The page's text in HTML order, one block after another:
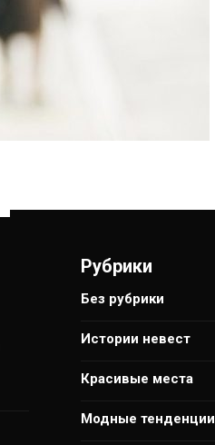
Рубрики
Без рубрики
Истории невест
Красивые места
Модные тенденции